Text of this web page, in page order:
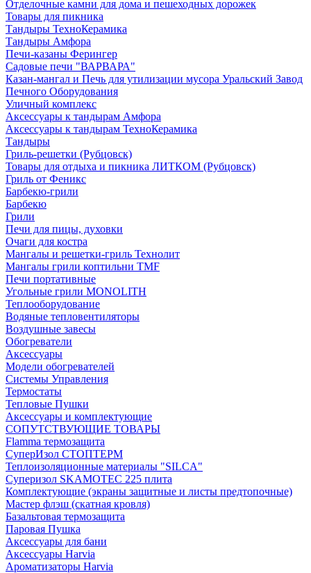
Отделочные камни для дома и пешеходных дорожек
Товары для пикника
Тандыры ТехноКерамика
Тандыры Амфора
Печи-казаны Ферингер
Садовые печи "ВАРВАРА"
Казан-мангал и Печь для утилизации мусора Уральский Завод
Печного Оборудования
Уличный комплекс
Аксессуары к тандырам Амфора
Аксессуары к тандырам ТехноКерамика
Тандыры
Гриль-решетки (Рубцовск)
Товары для отдыха и пикника ЛИТКОМ (Рубцовск)
Гриль от Феникс
Барбекю-грили
Барбекю
Грили
Печи для пицы, духовки
Очаги для костра
Мангалы и решетки-гриль Технолит
Мангалы грили коптильни TMF
Печи портативные
Угольные грили MONOLITH
Теплооборудование
Водяные тепловентиляторы
Воздушные завесы
Обогреватели
Аксессуары
Модели обогревателей
Системы Управления
Термостаты
Тепловые Пушки
Аксессуары и комплектующие
СОПУТСТВУЮЩИЕ ТОВАРЫ
Flamma термозащита
СуперИзол СТОПТЕРМ
Теплоизоляционные материалы "SILCA"
Суперизол SKAMOTEC 225 плита
Комплектующие (экраны защитные и листы предтопочные)
Мастер флэш (скатная кровля)
Базальтовая термозащита
Паровая Пушка
Аксессуары для бани
Аксессуары Harvia
Ароматизаторы Harvia